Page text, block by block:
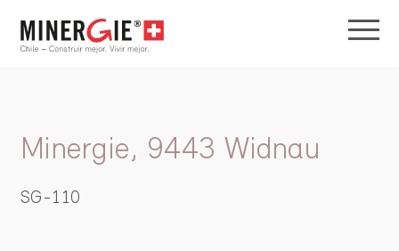
Minergie, 9443 Widnau
SG-110